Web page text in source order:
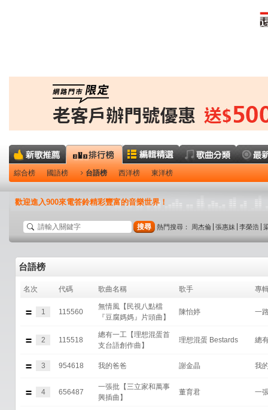
綜合榜 國語榜 台語榜 西洋榜 東洋榜
歡迎進入900來電答鈴精彩豐富的音樂世界！
搜尋 熱門搜尋： 周杰倫 張惠妹 李榮浩
台語榜
名次 代碼 歌曲名稱 歌手 專
1 115560
無情風【民視八點檔
『豆腐媽媽』片頭曲】
陳怡婷 一
2 115518
總有一工【理想混蛋首
支台語創作曲】
理想混蛋 Bestards 總
3 954618 我的爸爸 謝金晶 我
4 656487
一張批【三立家和萬事
興插曲】
董育君 一